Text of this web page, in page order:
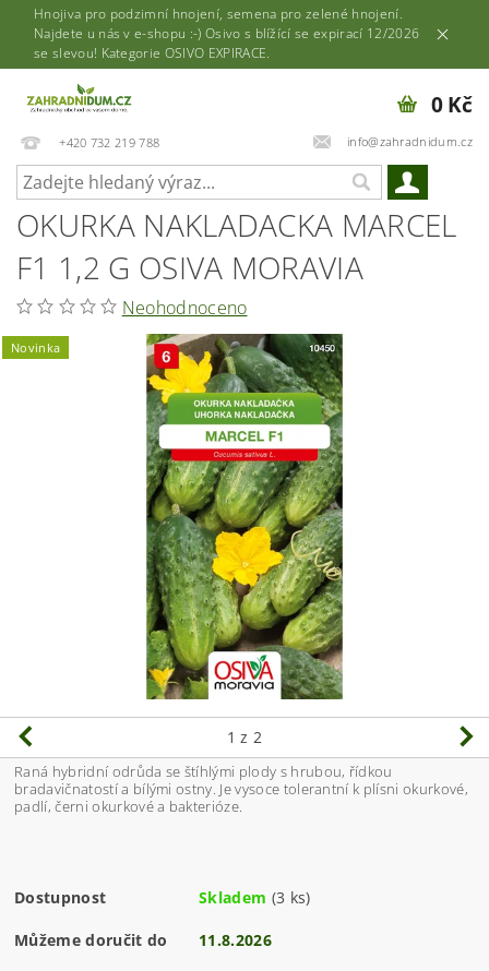
Hnojiva pro podzimní hnojení, semena pro zelené hnojení.
Najdete u nás v e-shopu :-) Osivo s blížící se expirací 12/2026
se slevou! Kategorie OSIVO EXPIRACE.
+420 732 219 788 info@zahradnidum.cz
0 Kč
OKURKA NAKLADACKA MARCEL
F1 1,2 G OSIVA MORAVIA
Neohodnoceno
Novinka
1 z 2
Raná hybridní odrůda se štíhlými plody s hrubou, řídkou
bradavičnatostí a bílými ostny. Je vysoce tolerantní k plísni okurkové,
padlí, černi okurkové a bakterióze.
Dostupnost Skladem (3 ks)
Můžeme doručit do 11.8.2026